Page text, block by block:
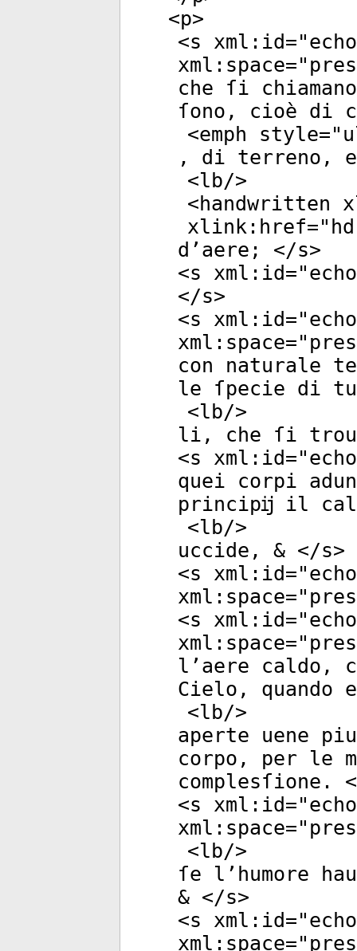
<p>
<s xml:id="
xml:space="
che ſi
ſono, cioè di
<emph style="
, di terreno,
<lb/>
<handwritten
xlink:href="
d’aere; </s>
<s xml:id="
</s>
<s xml:id="
xml:space="
con naturale
le ſpecie di
<lb/>
li, che ſi
<s xml:id="
quei corpi
principĳ il
<lb/>
uccide, & </s>
<s xml:id="
xml:space="
<s xml:id="
xml:space="
l’aere caldo,
Cielo,
<lb/>
aperte uene
corpo, per le
complesſione.
<s xml:id="
xml:space="
<lb/>
ſe l’humore
& </s>
<s xml:id="
xml:space="